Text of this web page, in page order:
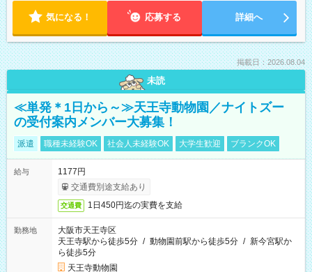
気になる！ 応募する 詳細へ
掲載日：2026.08.04
未読
≪単発＊1日から～≫天王寺動物園／ナイトズー
の受付案内メンバー大募集！
派遣 職種未経験OK 社会人未経験OK 大学生歓迎 ブランクOK
給与
1177円
交通費別途支給あり
交通費 1日450円迄の実費を支給
勤務地
大阪市天王寺区
天王寺駅から徒歩5分 / 動物園前駅から徒歩5分 / 新今宮駅か
ら徒歩5分
天王寺動物園